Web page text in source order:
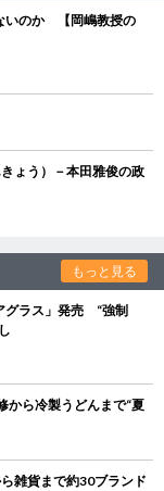
いのか 【岡嶋教授の
ょう）－本田雅俊の政
もっと見る
グラス」発売 “強制
ら冷製うどんまで“夏
雑貨まで約30ブランド